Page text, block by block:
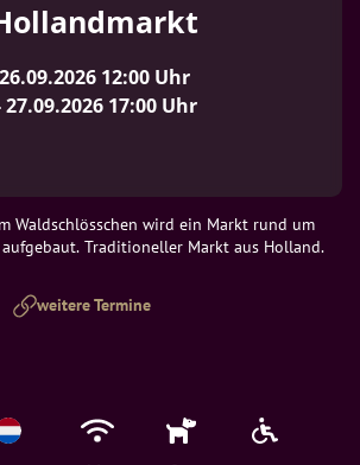
26.09.2026 12:00 Uhr
27.09.2026 17:00 Uhr
Waldschlösschen wird ein Markt rund um
aufgebaut. Traditioneller Markt aus Holland.
weitere Termine